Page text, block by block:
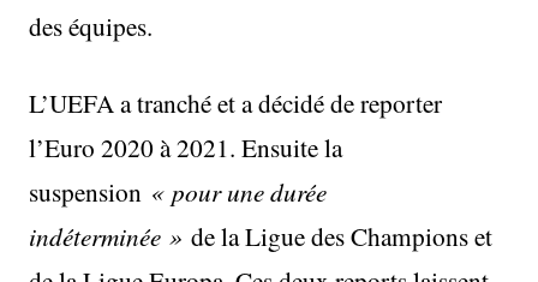
des équipes.
L’UEFA a tranché et a décidé de reporter
l’Euro 2020 à 2021. Ensuite la
suspension « pour une durée
indéterminée » de la Ligue des Champions et